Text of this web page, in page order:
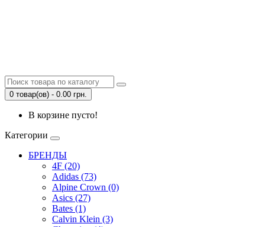
0 товар(ов) - 0.00 грн.
В корзине пусто!
Категории
БРЕНДЫ
4F (20)
Adidas (73)
Alpine Crown (0)
Asics (27)
Bates (1)
Calvin Klein (3)